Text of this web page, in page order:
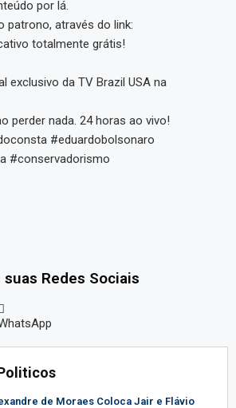
por lá.
patrono, através do link:
totalmente grátis!
exclusivo da TV Brazil USA na
perder nada. 24 horas ao vivo!
#eduardobolsonaro
#conservadorismo
Redes Sociais
de Moraes Coloca Jair e Flávio